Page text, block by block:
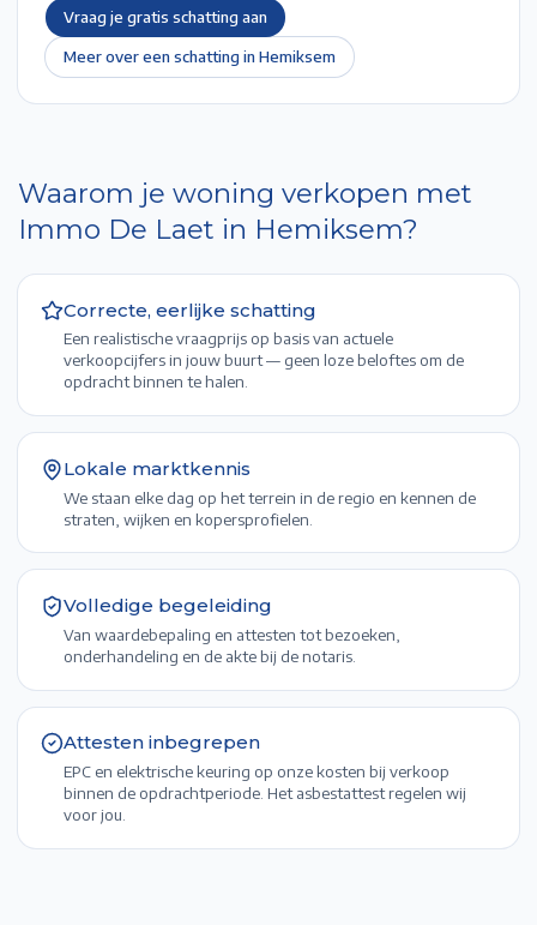
Vraag je gratis schatting aan
Meer over een schatting in Hemiksem
Waarom je woning verkopen met
Immo De Laet in Hemiksem?
Correcte, eerlijke schatting
Een realistische vraagprijs op basis van actuele
verkoopcijfers in jouw buurt — geen loze beloftes om de
opdracht binnen te halen.
Lokale marktkennis
We staan elke dag op het terrein in de regio en kennen de
straten, wijken en kopersprofielen.
Volledige begeleiding
Van waardebepaling en attesten tot bezoeken,
onderhandeling en de akte bij de notaris.
Attesten inbegrepen
EPC en elektrische keuring op onze kosten bij verkoop
binnen de opdrachtperiode. Het asbestattest regelen wij
voor jou.